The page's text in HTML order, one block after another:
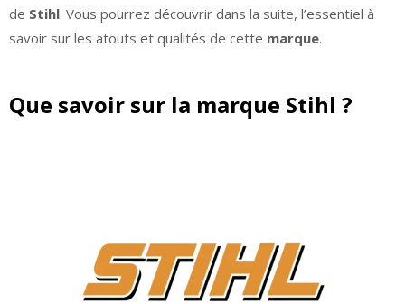
de Stihl. Vous pourrez découvrir dans la suite, l’essentiel à
savoir sur les atouts et qualités de cette marque.
Que savoir sur la marque Stihl ?